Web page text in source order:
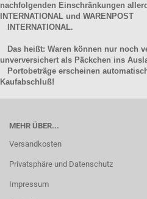
nachfolgenden Einschränkungen
INTERNATIONAL und WARENPOST
INTERNATIONAL.
Das heißt: Waren können nur noch
unverversichert als Päckchen ins
Portobeträge erscheinen
Kaufabschluß!
MEHR ÜBER...
Versandkosten
Privatsphäre und Datenschutz
Impressum